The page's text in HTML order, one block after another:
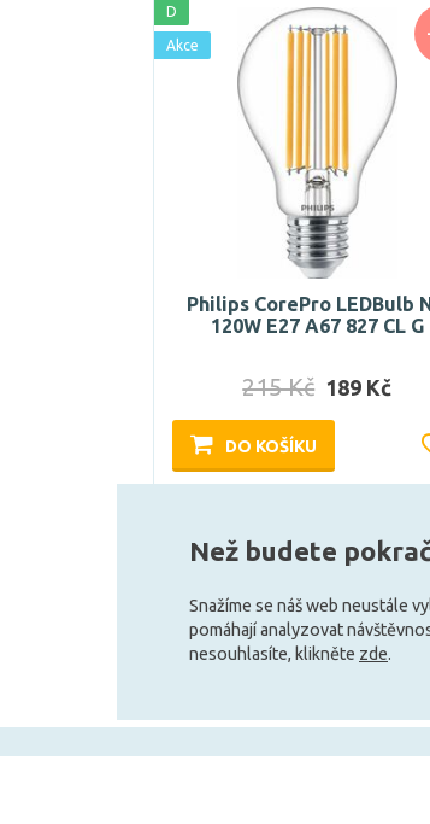
D
Akce
Philips CorePro LEDBulb
120W E27 A67 827 CL G
215 Kč 189 Kč
DO KOŠÍKU
Než budete
Snažíme se náš web neustále
pomáhají analyzovat
nesouhlasíte, klikněte zde.